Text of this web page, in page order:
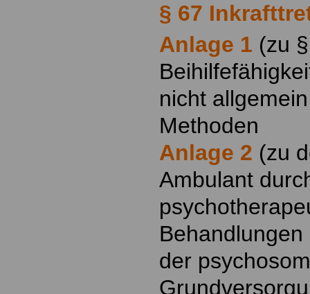
§ 67
Anlage 1 (zu
nicht
Methoden
Anlage 2 (zu
Ambulant
der